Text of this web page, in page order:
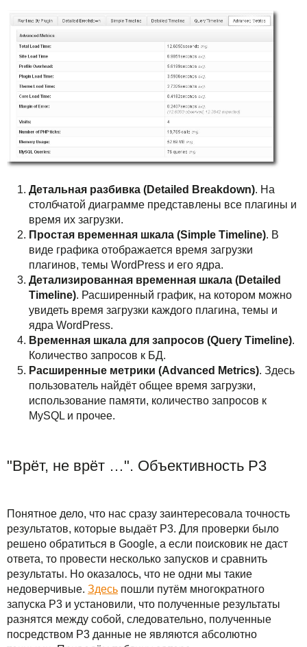
Детальная разбивка (Detailed Breakdown). На
столбчатой диаграмме представлены все плагины и
время их загрузки.
Простая временная шкала (Simple Timeline). В
виде графика отображается время загрузки
плагинов, темы WordPress и его ядра.
Детализированная временная шкала (Detailed
Timeline). Расширенный график, на котором можно
увидеть время загрузки каждого плагина, темы и
ядра WordPress.
Временная шкала для запросов (Query Timeline).
Количество запросов к БД.
Расширенные метрики (Advanced Metrics). Здесь
пользователь найдёт общее время загрузки,
использование памяти, количество запросов к
MySQL и прочее.
"Врёт, не врёт …". Объективность P3
Понятное дело, что нас сразу заинтересовала точность
результатов, которые выдаёт P3. Для проверки было
решено обратиться в Google, а если поисковик не даст
ответа, то провести несколько запусков и сравнить
результаты. Но оказалось, что не одни мы такие
недоверчивые. Здесь пошли путём многократного
запуска P3 и установили, что полученные результаты
разнятся между собой, следовательно, полученные
посредством P3 данные не являются абсолютно